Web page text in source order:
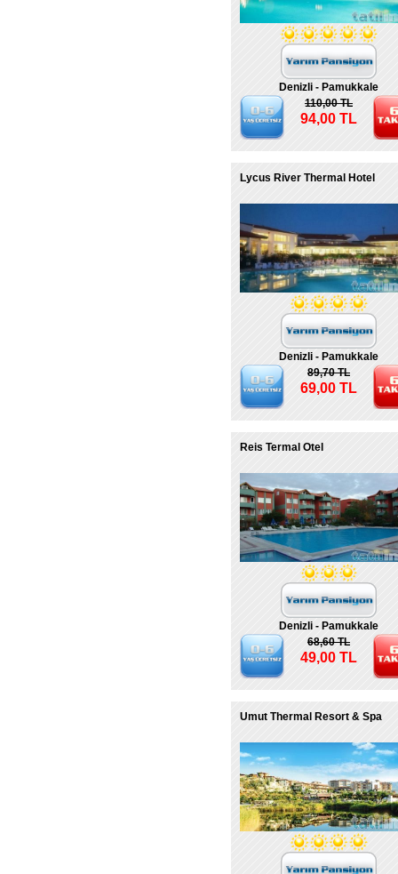
Denizli - Pamukkale
110,00 TL
94,00 TL
Lycus River Thermal Hotel
Denizli - Pamukkale
89,70 TL
69,00 TL
Reis Termal Otel
Denizli - Pamukkale
68,60 TL
49,00 TL
Umut Thermal Resort & Spa